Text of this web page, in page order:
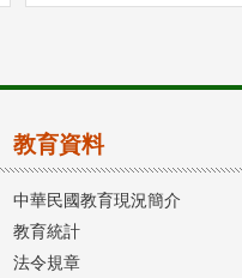
教育資料
中華民國教育現況簡介
教育統計
法令規章